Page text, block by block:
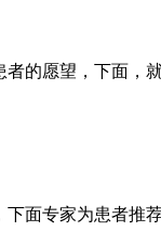
的愿望，下面，
面专家为患者推